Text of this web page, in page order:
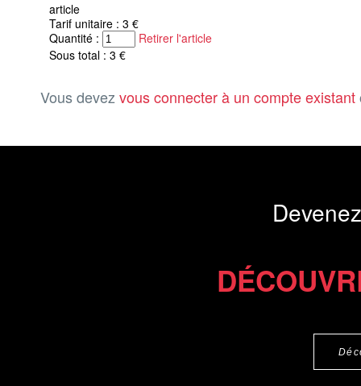
article
Tarif unitaire : 3 €
Quantité :
Retirer l'article
Sous total : 3 €
Vous devez vous connecter à un compte existant